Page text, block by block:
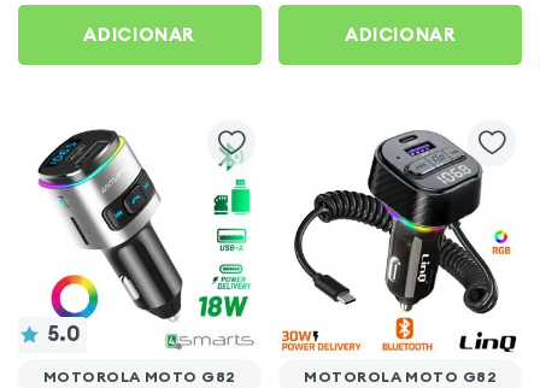
Preto
ADICIONAR
Moto G82
ADICIONAR
5.0
MOTOROLA MOTO G82 MOTOROLA MOTO G82